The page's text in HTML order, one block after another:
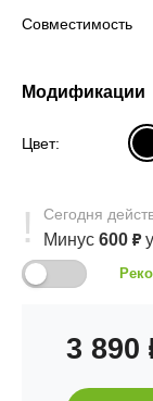
Совместимость
Модификации
Цвет:
Сегодня
Минус 600 ₽
3 890